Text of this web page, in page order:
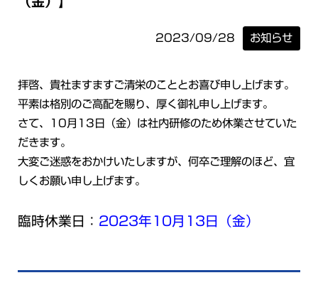
2023/09/28 お知らせ
拝啓、貴社ますますご清栄のこととお喜び申し上げます。
平素は格別のご高配を賜り、厚く御礼申し上げます。
さて、10月13日（金）は社内研修のため休業させていた
だきます。
大変ご迷惑をおかけいたしますが、何卒ご理解のほど、宜
しくお願い申し上げます。
臨時休業日： 2023年10月13日（金）